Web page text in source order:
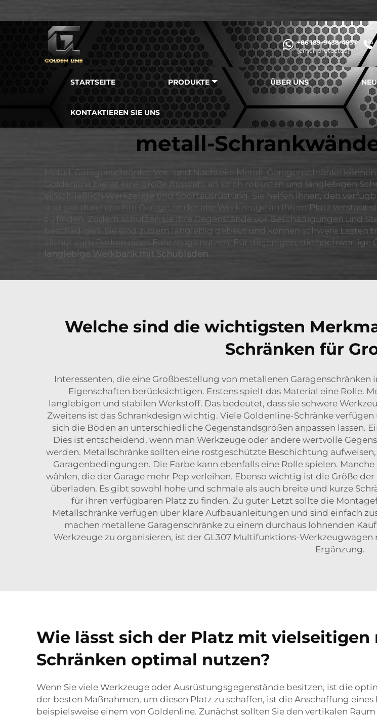
+86 189-9438-4937
[email protected]
STARTSEITE PRODUKTE ÜBER UNS
KONTAKTIEREN SIE UNS
metall-
Metall-Garagenschränke: Vor- und Nachteile Metall-Garagenschränke
Goldenline bietet eine große Auswahl an solch robusten und langlebigen
einschließlich Werkzeuge und Sportausrüstung. Sie helfen Ihnen, den
und gut durchdachte Garage, in der alle Werkzeuge an ihrem Platz verstaut
zu finden. Zudem schützen sie Ihre Gegenstände vor Beschädigungen und
beschädigen. Sie sind zudem langlebig gebaut und können schwere Lasten
als nur zum Parken eines Fahrzeugs nutzen. Für diejenigen, die
langlebige Werkbank mit Schubladen
Welche sind die wichtigsten
Schränken für
Interessenten, die eine Großbestellung von metallenen
Eigenschaften berücksichtigen. Erstens spielt das Material eine Rolle.
langlebigen und stabilen Werkstoff. Das bedeutet, dass sie schwere
Zweitens ist das Schrankdesign wichtig. Viele Goldenline-Schränke
sich die Böden an unterschiedliche Gegenstandsgrößen anpassen lassen.
Dies ist entscheidend, wenn man Werkzeuge oder andere wertvolle
werden. Metallschränke sollten eine rostgeschützte Beschichtung
Garagenbedingungen. Die Farbe kann ebenfalls eine Rolle spielen.
wählen, die der Garage mehr Pep verleihen. Ebenso wichtig ist die Größe
überladen. Es gibt sowohl hohe und schmale als auch breite und kurze
für ihren verfügbaren Platz zu finden. Zu guter Letzt sollte die
Metallschränke verfügen über klare Aufbauanleitungen und sind einfach
machen metallene Garagenschränke zu einem durchaus lohnenden
Werkzeuge zu organisieren, ist der GL307 Multifunktions-
Ergänzung.
Wie lässt sich der Platz mit vielseitigen
Schränken optimal nutzen?
Wenn Sie viele Werkzeuge oder Ausrüstungsgegenstände besitzen, ist die
der besten Maßnahmen, um diesen Platz zu schaffen, ist die Anschaffung
beispielsweise einem von Goldenline. Zunächst sollten Sie den vertikalen